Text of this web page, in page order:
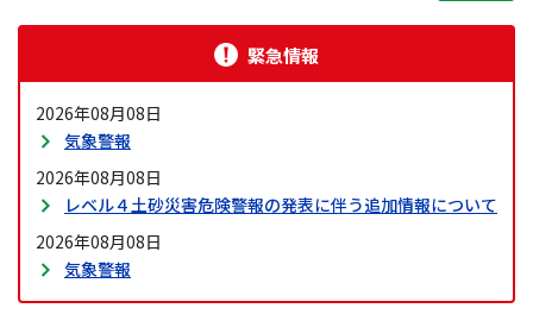
緊急情報
2026年08月08日
気象警報
2026年08月08日
レベル４土砂災害危険警報の発表に伴う追加情報について
2026年08月08日
気象警報